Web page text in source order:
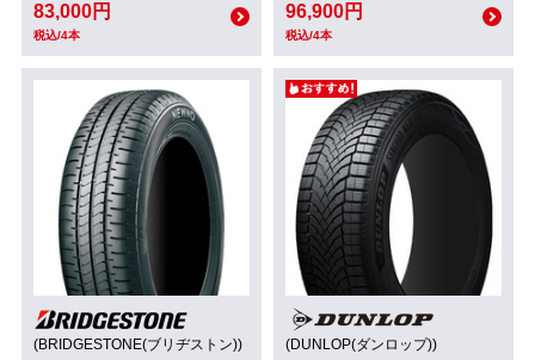
83,000円
税込/4本
96,900円
税込/4本
(BRIDGESTONE(ブリヂストン)) (DUNLOP(ダンロップ))